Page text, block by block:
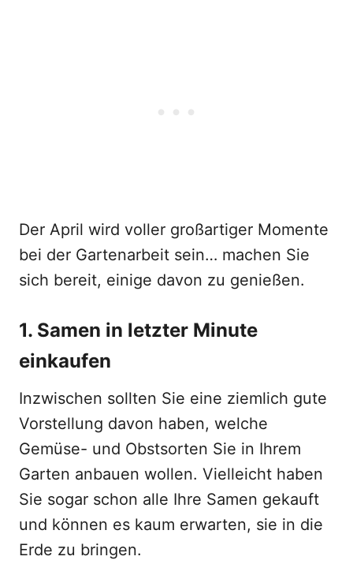
Der April wird voller großartiger Momente
bei der Gartenarbeit sein… machen Sie
sich bereit, einige davon zu genießen.
1. Samen in letzter Minute
einkaufen
Inzwischen sollten Sie eine ziemlich gute
Vorstellung davon haben, welche
Gemüse- und Obstsorten Sie in Ihrem
Garten anbauen wollen. Vielleicht haben
Sie sogar schon alle Ihre Samen gekauft
und können es kaum erwarten, sie in die
Erde zu bringen.